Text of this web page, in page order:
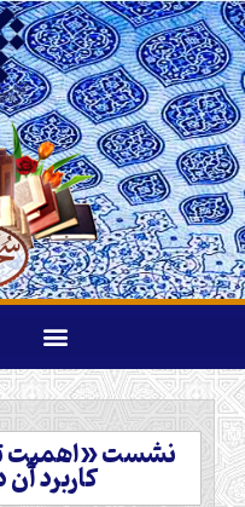
نشست «اهمیت
کاربرد